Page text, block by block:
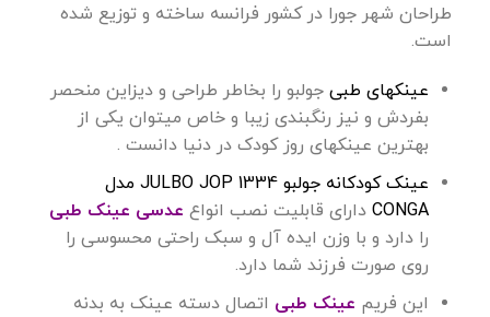
طراحان شهر جورا در کشور فرانسه ساخته و توزیع شده
است.
عینکهای طبیجولبو را بخاطر طراحی و دیزاین منحصر
بفردش و نیز رنگبندی زیبا و خاص میتوان یکی از
بهترین عینکهای روز کودک در دنیا دانست .
عینک کودکانه جولبو JULBO JOP 1334 مدل
CONGAدارای قابلیت نصب انواع عدسی عینک طبی
را دارد و با وزن ایده آل و سبک راحتی محسوسی را
روی صورت فرزند شما دارد.
این فریم عینک طبی اتصال دسته عینک به بدنه